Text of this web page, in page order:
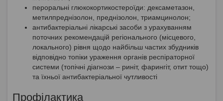
пероральні глюкокортикостероїди: дексаметазон,
метилпреднізолон, преднізолон, триамцинолон;
антибактеріальні лікарські засоби з урахуванням
поточних рекомендацій регіонального (місцевого,
локального) рівня щодо найбільш частих збудників
відповідно топіки ураження органів респіраторної
системи (топічні діагнози – риніт, фарингіт, отит тощо)
та їхньої антибактеріальної чутливості
Профілактика